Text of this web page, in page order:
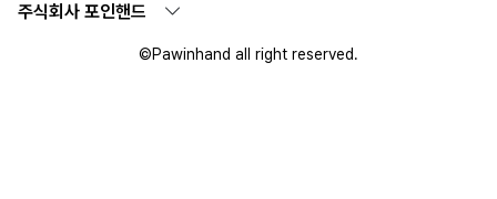
주식회사 포인핸드
©Pawinhand all right reserved.